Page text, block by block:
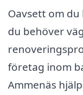
Oavsett om
du behöver
företag inom
Ammenäs